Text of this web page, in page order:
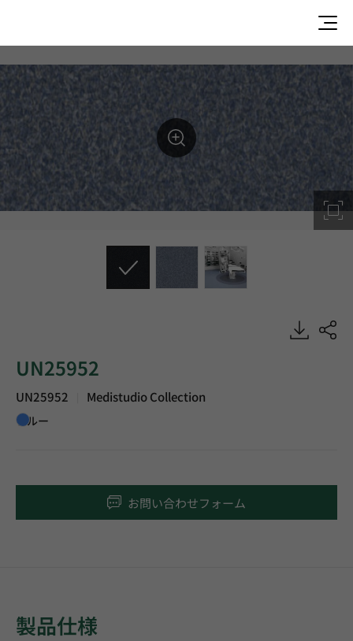
UN25952, Medistudio, Heterogeneous Sheet, HFLOR
UN25952
UN25952 Medistudio Collection
ブルー
お問い合わせフォーム
製品仕様